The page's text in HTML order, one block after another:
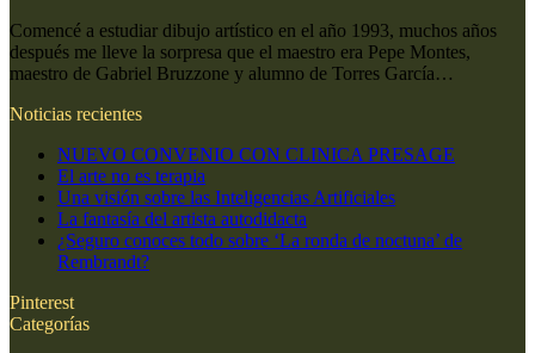
Comencé a estudiar dibujo artístico en el año 1993, muchos años
después me lleve la sorpresa que el maestro era Pepe Montes,
maestro de Gabriel Bruzzone y alumno de Torres García…
Noticias recientes
NUEVO CONVENIO CON CLINICA PRESAGE
El arte no es terapia
Una visión sobre las Inteligencias Artificiales
La fantasía del artista autodidacta
¿Seguro conoces todo sobre ‘La ronda de noctuna’ de
Rembrandt?
Pinterest
Categorías